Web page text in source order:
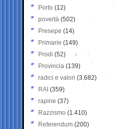
Porto (12)
povertà (502)
Presepe (14)
Primarie (149)
Prodi (52)
Provincia (139)
radici e valori (3.682)
RAI (359)
rapine (37)
Razzismo (1.410)
Referendum (200)